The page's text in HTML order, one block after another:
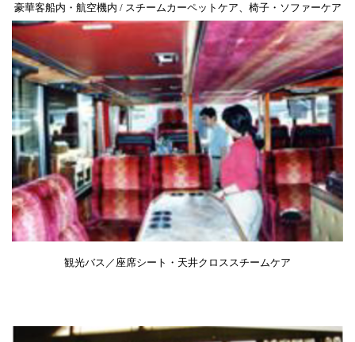
豪華客船内・航空機内 / スチームカーペットケア、椅子・ソファーケア
観光バス／座席シート・天井クロススチームケア